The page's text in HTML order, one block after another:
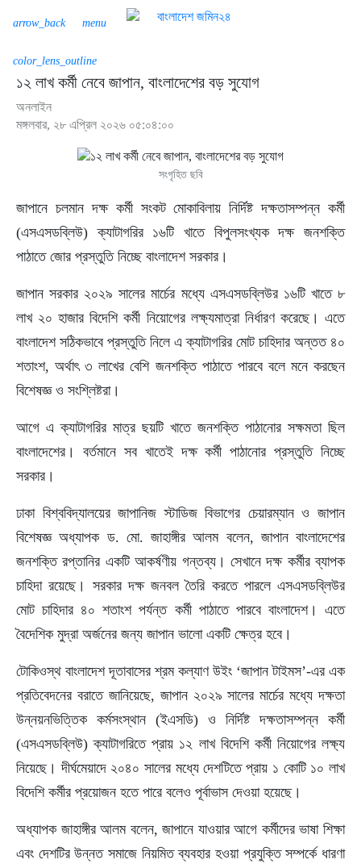
arrow_back menu
color_lens_outline
১২ লাখ কর্মী নেবে জাপান, বাংলাদেশের বড় সুযোগ
অনলাইন
মঙ্গলবার, ২৮ এপ্রিল ২০২৬ ০৫:০৪:০০
সংগৃহিত ছবি
জাপানে চলমান দক্ষ কর্মী সংকট মোকাবিলায় নির্দিষ্ট দক্ষতাসম্পন্ন কর্মী
(এসএসডব্লিউ) ক্যাটাগরির ১৬টি খাতে বিপুলসংখ্যক দক্ষ জনশক্তি
পাঠাতে জোর প্রস্তুতি নিচ্ছে বাংলাদেশ সরকার।
জাপান সরকার ২০২৯ সালের মার্চের মধ্যে এসএসডব্লিউর ১৬টি খাতে ৮
লাখ ২০ হাজার বিদেশি কর্মী নিয়োগের লক্ষ্যমাত্রা নির্ধারণ করেছে। এতে
বাংলাদেশ সঠিকভাবে প্রস্তুতি নিলে এ ক্যাটাগরির মোট চাহিদার অন্তত ৪০
শতাংশ, অর্থাৎ ৩ লাখের বেশি জনশক্তি পাঠাতে পারবে বলে মনে করছেন
বিশেষজ্ঞ ও সংশ্লিষ্টরা।
আগে এ ক্যাটাগরির মাত্র ছয়টি খাতে জনশক্তি পাঠানোর সক্ষমতা ছিল
বাংলাদেশের। বর্তমানে সব খাতেই দক্ষ কর্মী পাঠানোর প্রস্তুতি নিচ্ছে
সরকার।
ঢাকা বিশ্ববিদ্যালয়ের জাপানিজ স্টাডিজ বিভাগের চেয়ারম্যান ও জাপান
বিশেষজ্ঞ অধ্যাপক ড. মো. জাহাঙ্গীর আলম বলেন, জাপান বাংলাদেশের
জনশক্তি রপ্তানির একটি আকর্ষণীয় গন্তব্য। সেখানে দক্ষ কর্মীর ব্যাপক
চাহিদা রয়েছে। সরকার দক্ষ জনবল তৈরি করতে পারলে এসএসডব্লিউর
মোট চাহিদার ৪০ শতাংশ পর্যন্ত কর্মী পাঠাতে পারবে বাংলাদেশ। এতে
বৈদেশিক মুদ্রা অর্জনের জন্য জাপান ভালো একটি ক্ষেত্র হবে।
টোকিওস্থ বাংলাদেশ দূতাবাসের শ্রম কল্যাণ উইং ‘জাপান টাইমস’-এর এক
প্রতিবেদনের বরাতে জানিয়েছে, জাপান ২০২৯ সালের মার্চের মধ্যে দক্ষতা
উন্নয়নভিত্তিক কর্মসংস্থান (ইএসডি) ও নির্দিষ্ট দক্ষতাসম্পন্ন কর্মী
(এসএসডব্লিউ) ক্যাটাগরিতে প্রায় ১২ লাখ বিদেশি কর্মী নিয়োগের লক্ষ্য
নিয়েছে। দীর্ঘমেয়াদে ২০৪০ সালের মধ্যে দেশটিতে প্রায় ১ কোটি ১০ লাখ
বিদেশি কর্মীর প্রয়োজন হতে পারে বলেও পূর্বাভাস দেওয়া হয়েছে।
অধ্যাপক জাহাঙ্গীর আলম বলেন, জাপানে যাওয়ার আগে কর্মীদের ভাষা শিক্ষা
এবং দেশটির উন্নত সমাজে নিয়মিত ব্যবহার হওয়া প্রযুক্তি সম্পর্কে ধারণা